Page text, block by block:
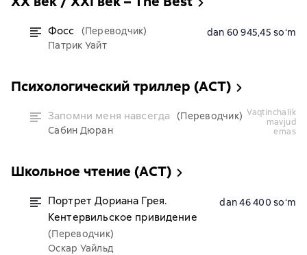
Фосс
(Переводчик)
Патрик Уайт
dan 60 945,45 soʻm
Психологический триллер (АСТ)
Запомни меня навсегда
(Переводчик)
Сабин Дюран
vaqtinchalik
mavjud
emas
Школьное чтение (АСТ)
Портрет Дориана Грея.
Кентервильское привидение
(Переводчик)
Оскар Уайльд
dan 46 400 soʻm